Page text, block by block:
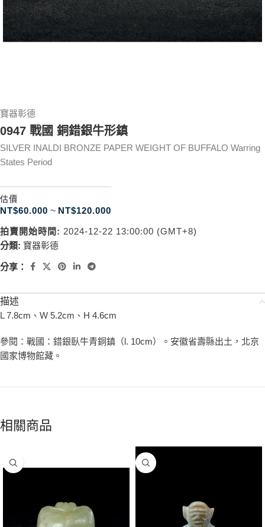
寶器彰德
0947 戰國 銅錯銀牛形鎮
SILVER INALDI BRONZE PAPER WEIGHT OF BUFFALO Warring
States Period
估價
NT$60.000 ~ NT$120.000
拍賣開始時間: 2024-12-22 13:00:00 (GMT+8)
分類: 寶器彰德
分享：
描述
L 7.8cm、W 5.2cm、H 4.6cm
參閱：戰國：錯銀臥牛青銅鎮（l. 10cm）。安徽省壽縣出土，北京
國家博物館藏。
相關商品